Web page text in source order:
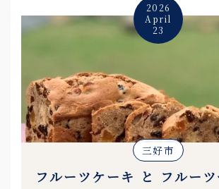
2026
April
23
三好市
フルーツケーキ と フルー